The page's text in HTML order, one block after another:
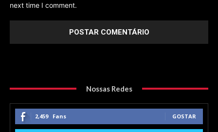
next time I comment.
Nossas Redes
2,459 Fans GOSTAR